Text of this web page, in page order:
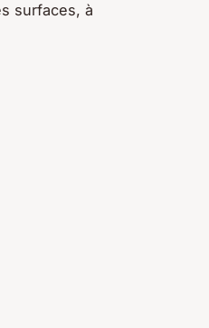
surfaces, à